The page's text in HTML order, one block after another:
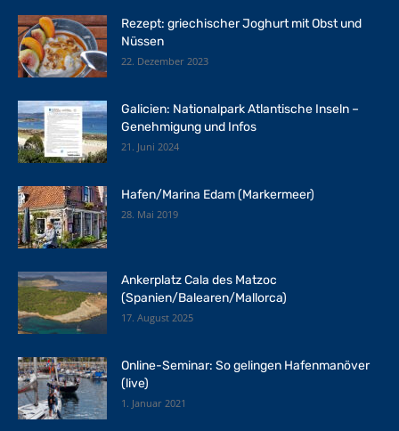
Rezept: griechischer Joghurt mit Obst und
Nüssen
22. Dezember 2023
Galicien: Nationalpark Atlantische Inseln –
Genehmigung und Infos
21. Juni 2024
Hafen/Marina Edam (Markermeer)
28. Mai 2019
Ankerplatz Cala des Matzoc
(Spanien/Balearen/Mallorca)
17. August 2025
Online-Seminar: So gelingen Hafenmanöver
(live)
1. Januar 2021